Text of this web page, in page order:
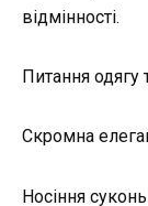
відмінності.
Питання одягу
Скромна
Носіння